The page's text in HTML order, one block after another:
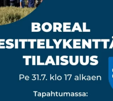
🌾 Perjantaina Liedossa luvassa lajikeuutuuksia,